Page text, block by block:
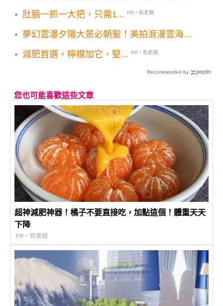
肚腩一抓一大把，只需1...
PR・新素簡
夢幻雲瀑夕陽大景必朝聖！美拍浪漫雲海山
減肥首選，檸檬加它，堅...
PR・新素簡
Recommended by
您也可能喜歡這些文章
超神減肥神器！橘子不要直接吃，加點這個！體重天天
下降
PR・新素簡